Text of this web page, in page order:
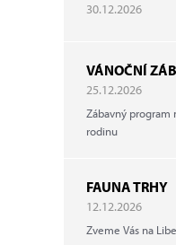
30.12.2026
VÁNOČNÍ
25.12.2026
Zábavný program
rodinu
FAUNA TRHY
12.12.2026
Zveme Vás na